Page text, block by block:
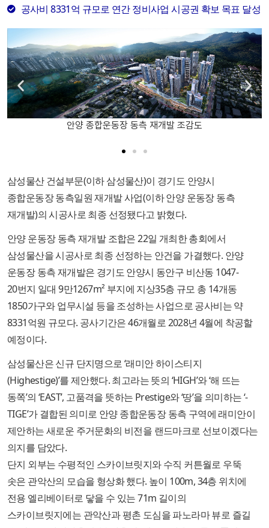
공사비 8331억 규모로 연간 정비사업 시공권 확보 목표 달성
안양 종합운동장 동측 재개발 조감도
삼성물산 건설부문(이하 삼성물산)이 경기도 안양시
종합운동장 동측일원 재개발 사업(이하 안양 운동장 동측
재개발)의 시공사로 최종 선정됐다고 밝혔다.
안양 운동장 동측 재개발 조합은 22일 개최한 총회에서
삼성물산을 시공사로 최종 선정하는 안건을 가결했다. 안양
운동장 동측 재개발은 경기도 안양시 동안구 비산동 1047-
20번지 일대 9만1267m² 부지에 지상35층 규모 총 14개동
1850가구와 업무시설 등을 조성하는 사업으로 공사비는 약
8331억원 규모다. 공사기간은 46개월로 2028년 4월에 착공할
예정이다.
삼성물산은 신규 단지명으로 ‘래미안 하이스티지
(Highestige)’를 제안했다. 최고라는 뜻의 ‘HIGH’와 ‘해 뜨는
동쪽’의 ‘EAST’, 고품격을 뜻하는 Prestige와 ‘땅’을 의미하는 ‘-
TIGE’가 결합된 의미로 안양 종합운동장 동측 구역에 래미안이
제안하는 새로운 주거문화의 비전을 랜드마크로 선보이겠다는
의지를 담았다.
단지 외부는 수평적인 스카이브릿지와 수직 커튼월로 우뚝
솟은 관악산의 모습을 형상화 했다. 높이 100m, 34층 위치에
전용 엘리베이터로 닿을 수 있는 71m 길이의
스카이브릿지에는 관악산과 평촌 도심을 파노라마 뷰로 즐길